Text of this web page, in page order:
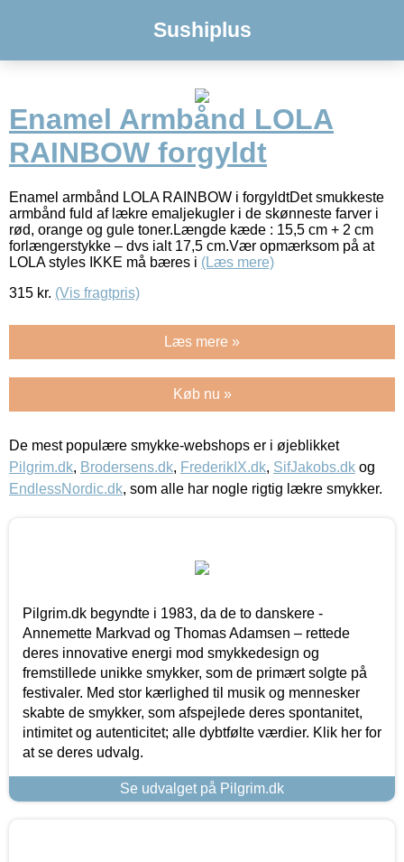
Sushiplus
Enamel Armbånd LOLA
RAINBOW forgyldt
Enamel armbånd LOLA RAINBOW i forgyldtDet smukkeste
armbånd fuld af lækre emaljekugler i de skønneste farver i
rød, orange og gule toner.Længde kæde : 15,5 cm + 2 cm
forlængerstykke – dvs ialt 17,5 cm.Vær opmærksom på at
LOLA styles IKKE må bæres i (Læs mere)
315 kr. (Vis fragtpris)
Læs mere »
Køb nu »
De mest populære smykke-webshops er i øjeblikket
Pilgrim.dk, Brodersens.dk, FrederikIX.dk, SifJakobs.dk og
EndlessNordic.dk, som alle har nogle rigtig lækre smykker.
Pilgrim.dk begyndte i 1983, da de to danskere -
Annemette Markvad og Thomas Adamsen – rettede
deres innovative energi mod smykkedesign og
fremstillede unikke smykker, som de primært solgte på
festivaler. Med stor kærlighed til musik og mennesker
skabte de smykker, som afspejlede deres spontanitet,
intimitet og autenticitet; alle dybtfølte værdier. Klik her for
at se deres udvalg.
Se udvalget på Pilgrim.dk